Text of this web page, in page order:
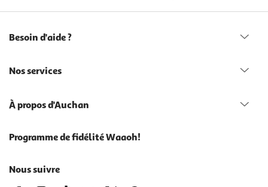
Besoin d'aide ?
Nos services
À propos d'Auchan
Programme de fidélité Waaoh!
Nous suivre